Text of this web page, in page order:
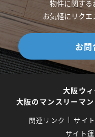
物件に関する
お気軽にリクエ
お問
大阪ウ
大阪のマンスリーマ
関連リンク サイ
サイト